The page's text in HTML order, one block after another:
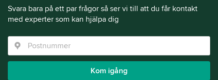
Svara bara på ett par frågor så ser vi till att du får kontakt
med experter som kan hjälpa dig
Kom igång